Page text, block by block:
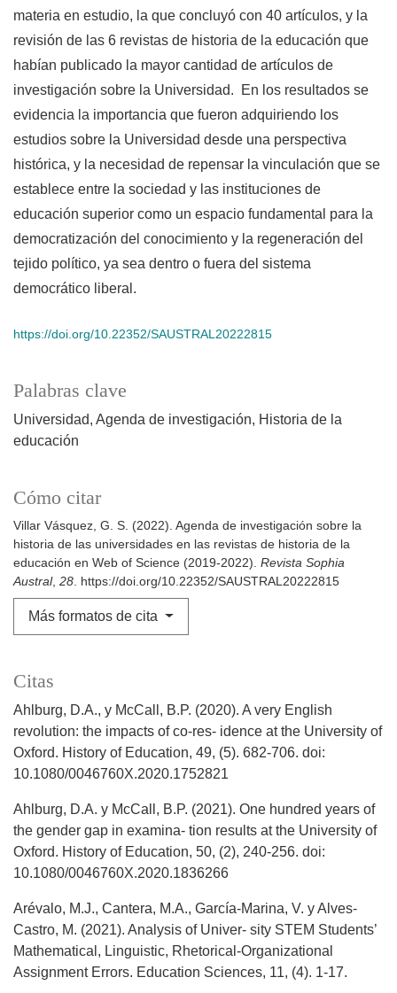
Palabras clave
Universidad Agenda de investigación
Historia de la
educación
Cómo citar
Villar Vásquez, G. S. (2022). Agenda de investigación sobre la
historia de las universidades en las revistas de historia de la
educación en Web of Science (2019-2022). Revista Sophia
Austral, 28. https://doi.org/10.22352/SAUSTRAL20222815
Más formatos de cita
materia en estudio, la que concluyó con 40 artículos, y la
revisión de las 6 revistas de historia de la educación que
habían publicado la mayor cantidad de artículos de
investigación sobre la Universidad. En los resultados se
evidencia la importancia que fueron adquiriendo los
estudios sobre la Universidad desde una perspectiva
histórica, y la necesidad de repensar la vinculación que se
establece entre la sociedad y las instituciones de
educación superior como un espacio fundamental para la
democratización del conocimiento y la regeneración del
tejido político, ya sea dentro o fuera del sistema
democrático liberal.
https://doi.org/10.22352/SAUSTRAL20222815
Citas
Ahlburg, D.A., y McCall, B.P. (2020). A very English
revolution: the impacts of co-res- idence at the University of
Oxford. History of Education, 49, (5). 682-706. doi:
10.1080/0046760X.2020.1752821
Ahlburg, D.A. y McCall, B.P. (2021). One hundred years of
the gender gap in examina- tion results at the University of
Oxford. History of Education, 50, (2), 240-256. doi:
10.1080/0046760X.2020.1836266
Arévalo, M.J., Cantera, M.A., García-Marina, V. y Alves-
Castro, M. (2021). Analysis of Univer- sity STEM Students’
Mathematical, Linguistic, Rhetorical-Organizational
Assignment Errors. Education Sciences, 11, (4). 1-17.